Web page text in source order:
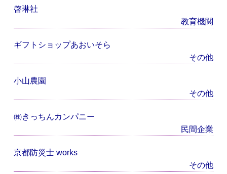
啓琳社
教育機関
ギフトショップあおいそら
その他
小山農園
その他
㈱きっちんカンパニー
民間企業
京都防災士 works
その他